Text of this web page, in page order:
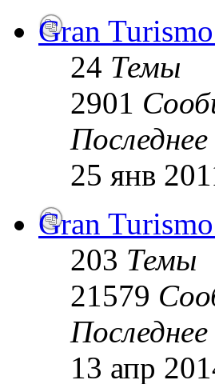
Gran
24 Темы
2901
25 янв
Gran
203 Темы
21579
13 апр